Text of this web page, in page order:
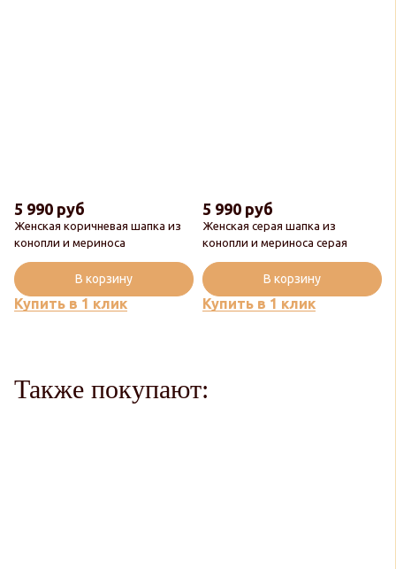
Новинка
Популярный
Женская коричневая шапка из
конопли и мериноса
5 990 руб
Купить в 1 клик
В корзину
Женская серая шапка из
конопли и мериноса серая
5 990 руб
Купить в 1 клик
В корзину
Также покупают: